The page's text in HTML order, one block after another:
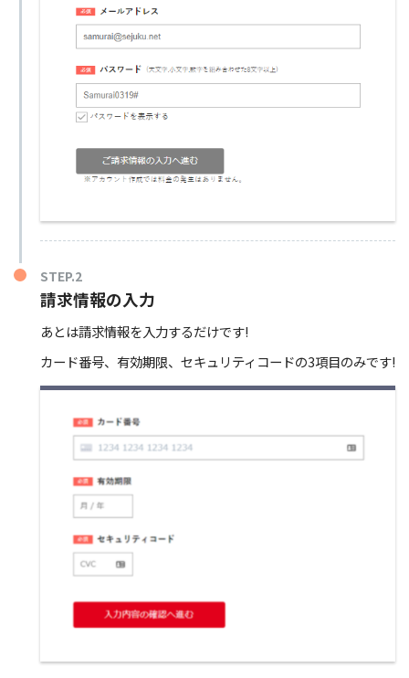
STEP.2
請求情報の入力
あとは請求情報を入力するだけです!
カード番号、有効期限、セキュリティコードの3項目のみです!